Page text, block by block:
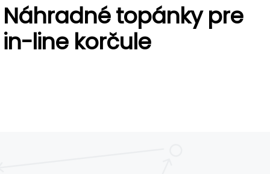
Náhradné topánky pre
in-line korčule